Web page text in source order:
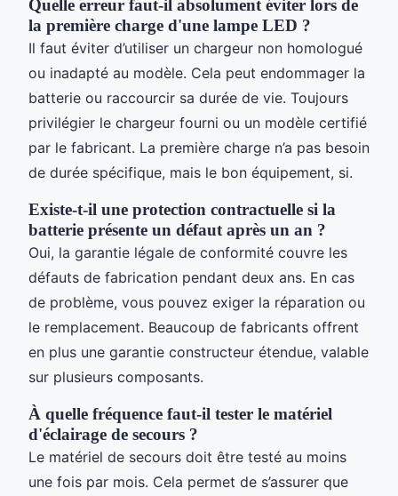
Quelle erreur faut-il absolument éviter lors de
la première charge d'une lampe LED ?
Il faut éviter d’utiliser un chargeur non homologué
ou inadapté au modèle. Cela peut endommager la
batterie ou raccourcir sa durée de vie. Toujours
privilégier le chargeur fourni ou un modèle certifié
par le fabricant. La première charge n’a pas besoin
de durée spécifique, mais le bon équipement, si.
Existe-t-il une protection contractuelle si la
batterie présente un défaut après un an ?
Oui, la garantie légale de conformité couvre les
défauts de fabrication pendant deux ans. En cas
de problème, vous pouvez exiger la réparation ou
le remplacement. Beaucoup de fabricants offrent
en plus une garantie constructeur étendue, valable
sur plusieurs composants.
À quelle fréquence faut-il tester le matériel
d'éclairage de secours ?
Le matériel de secours doit être testé au moins
une fois par mois. Cela permet de s’assurer que